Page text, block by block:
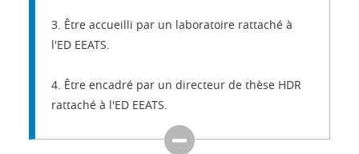
3. Être accueilli par un laboratoire rattaché à
l'ED EEATS.
4. Être encadré par un directeur de thèse HDR
rattaché à l'ED EEATS.